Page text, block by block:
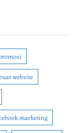
website
marketing